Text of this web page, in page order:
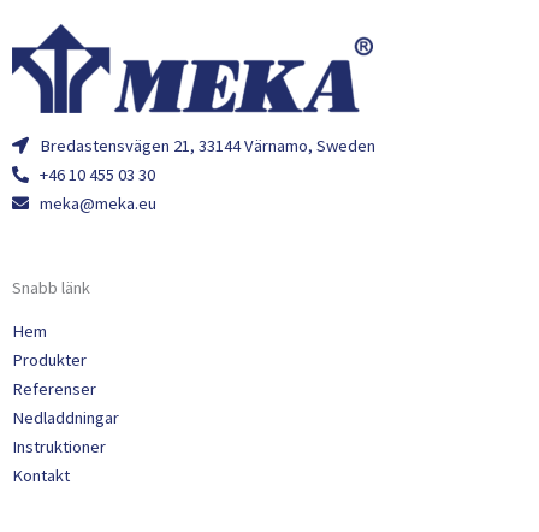
Bredastensvägen 21, 33144 Värnamo, Sweden
+46 10 455 03 30
meka@meka.eu
Snabb länk
Hem
Produkter
Referenser
Nedladdningar
Instruktioner
Kontakt